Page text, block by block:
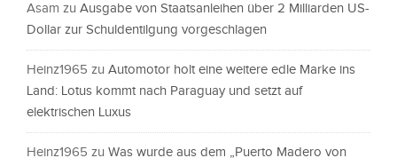
Asam zu Ausgabe von Staatsanleihen über 2 Milliarden US-
Dollar zur Schuldentilgung vorgeschlagen
Heinz1965 zu Automotor holt eine weitere edle Marke ins
Land: Lotus kommt nach Paraguay und setzt auf
elektrischen Luxus
Heinz1965 zu Was wurde aus dem „Puerto Madero von